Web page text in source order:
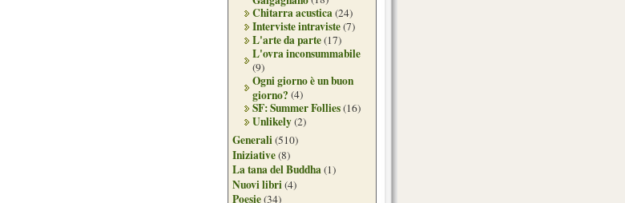
Chitarra acustica(24)
Interviste intraviste(7)
L'arte da parte(17)
L'ovra inconsummabile
(9)
Ogni giorno è un buon
giorno? (4)
SF: Summer Follies(16)
Unlikely(2)
Generali(510)
Iniziative(8)
La tana del Buddha(1)
Nuovi libri(4)
Poesie(34)